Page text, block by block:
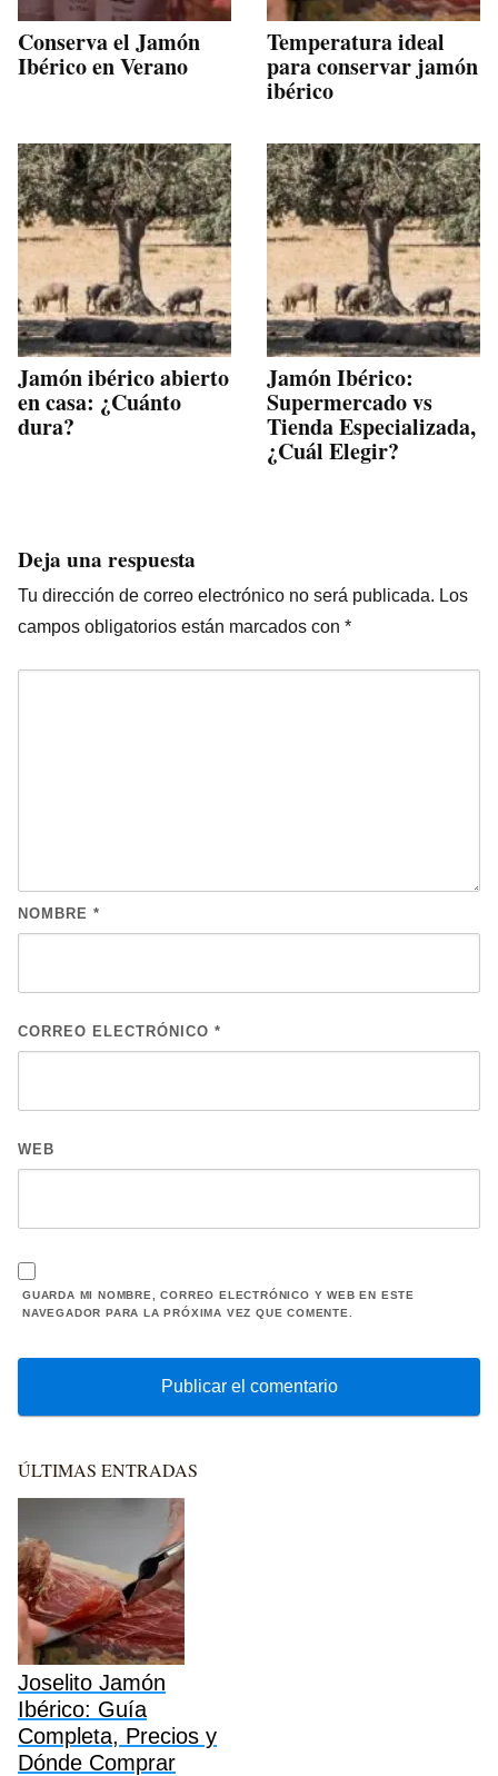
Conserva el Jamón
Ibérico en Verano
Temperatura ideal
para conservar jamón
ibérico
Jamón ibérico abierto
en casa: ¿Cuánto
dura?
Jamón Ibérico:
Supermercado vs
Tienda Especializada,
¿Cuál Elegir?
Deja una respuesta
Tu dirección de correo electrónico no será publicada. Los
campos obligatorios están marcados con *
NOMBRE *
CORREO ELECTRÓNICO *
WEB
GUARDA MI NOMBRE, CORREO ELECTRÓNICO Y WEB EN ESTE
NAVEGADOR PARA LA PRÓXIMA VEZ QUE COMENTE.
ÚLTIMAS ENTRADAS
Joselito Jamón
Ibérico: Guía
Completa, Precios y
Dónde Comprar